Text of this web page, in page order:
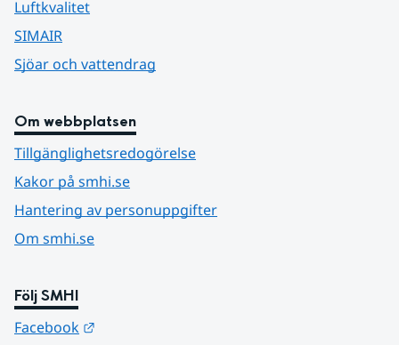
Luftkvalitet
SIMAIR
Sjöar och vattendrag
Om webbplatsen
Tillgänglighetsredogörelse
Kakor på smhi.se
Hantering av personuppgifter
Om smhi.se
Följ SMHI
Facebook